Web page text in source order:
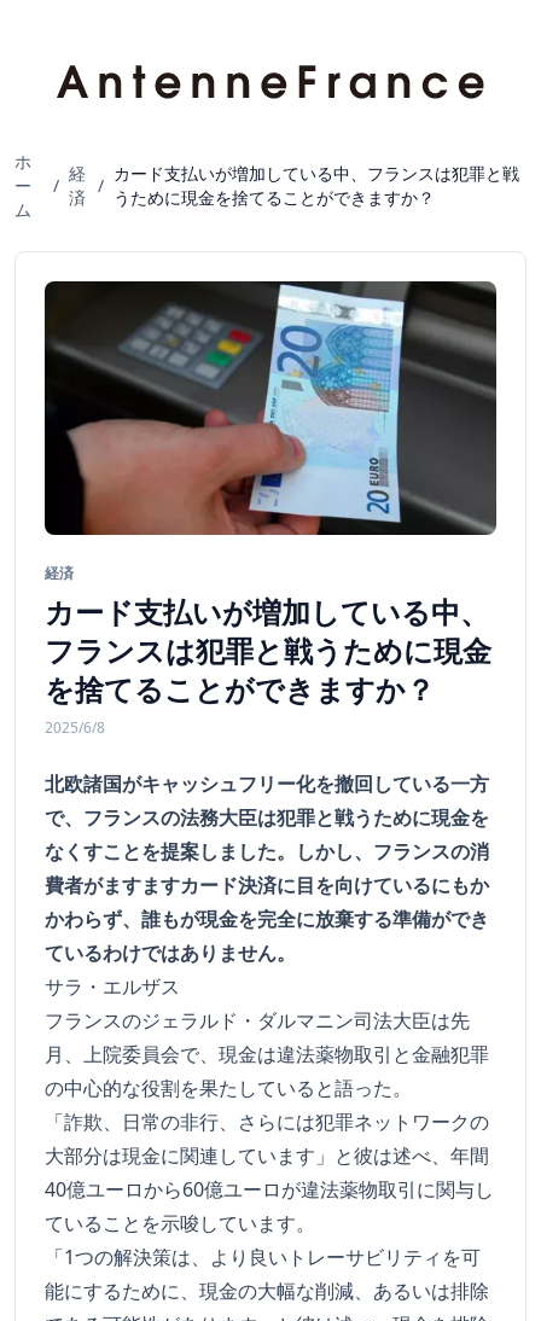
ホ
ー
ム
/
経
済
/
カード支払いが増加している中、フランスは犯罪と戦
うために現金を捨てることができますか？
経済
カード支払いが増加している中、
フランスは犯罪と戦うために現金
を捨てることができますか？
2025/6/8
北欧諸国がキャッシュフリー化を撤回している一方
で、フランスの法務大臣は犯罪と戦うために現金を
なくすことを提案しました。しかし、フランスの消
費者がますますカード決済に目を向けているにもか
かわらず、誰もが現金を完全に放棄する準備ができ
ているわけではありません。
サラ・エルザス
フランスのジェラルド・ダルマニン司法大臣は先
月、上院委員会で、現金は違法薬物取引と金融犯罪
の中心的な役割を果たしていると語った。
「詐欺、日常の非行、さらには犯罪ネットワークの
大部分は現金に関連しています」と彼は述べ、年間
40億ユーロから60億ユーロが違法薬物取引に関与し
ていることを示唆しています。
「1つの解決策は、より良いトレーサビリティを可
能にするために、現金の大幅な削減、あるいは排除